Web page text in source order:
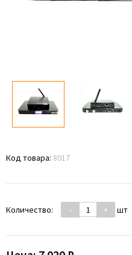
Код товара: 8017
Количество: - + шт